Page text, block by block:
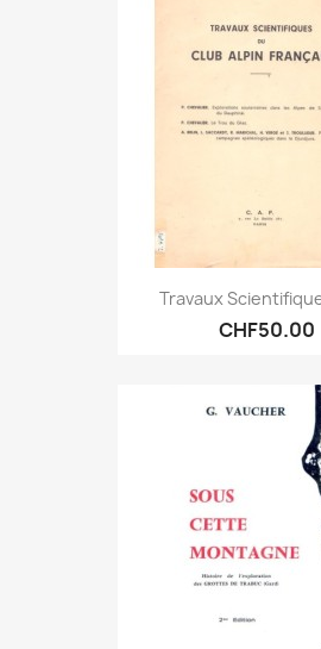
Travaux
CHF50.00